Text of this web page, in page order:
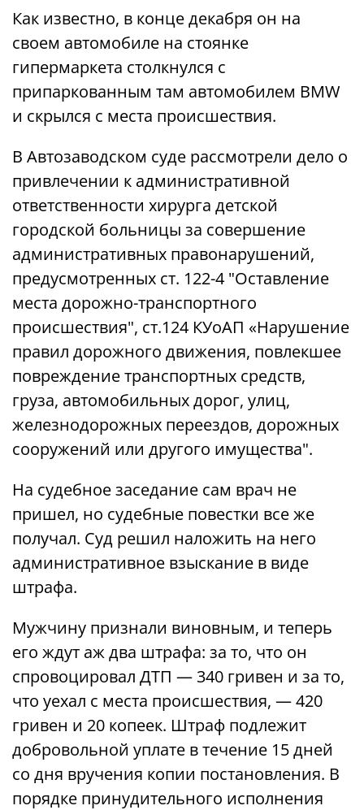
Как известно, в конце декабря он на
своем автомобиле на стоянке
гипермаркета столкнулся с
припаркованным там автомобилем BMW
и скрылся с места происшествия.
В Автозаводском суде рассмотрели дело о
привлечении к административной
ответственности хирурга детской
городской больницы за совершение
административных правонарушений,
предусмотренных ст. 122-4 "Оставление
места дорожно-транспортного
происшествия", ст.124 КУоАП «Нарушение
правил дорожного движения, повлекшее
повреждение транспортных средств,
груза, автомобильных дорог, улиц,
железнодорожных переездов, дорожных
сооружений или другого имущества".
На судебное заседание сам врач не
пришел, но судебные повестки все же
получал. Суд решил наложить на него
административное взыскание в виде
штрафа.
Мужчину признали виновным, и теперь
его ждут аж два штрафа: за то, что он
спровоцировал ДТП — 340 гривен и за то,
что уехал с места происшествия, — 420
гривен и 20 копеек. Штраф подлежит
добровольной уплате в течение 15 дней
со дня вручения копии постановления. В
порядке принудительного исполнения